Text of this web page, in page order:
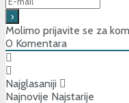
Molimo prijavite se za
0 Komentara
Najglasaniji
Najnovije Najstarije